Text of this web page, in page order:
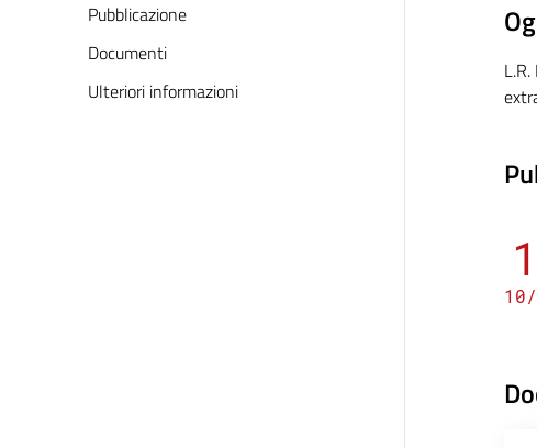
Pubblicazione
Documenti
Ulteriori informazioni